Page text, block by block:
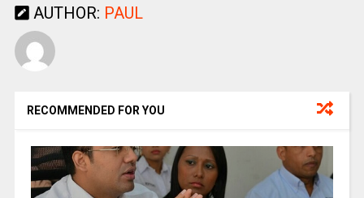
AUTHOR: PAUL
RECOMMENDED FOR YOU